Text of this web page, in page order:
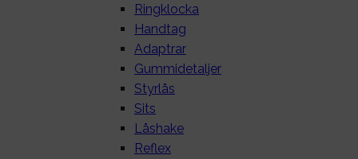
Ringklocka
Handtag
Adaptrar
Gummidetaljer
Styrlås
Sits
Låshake
Reflex